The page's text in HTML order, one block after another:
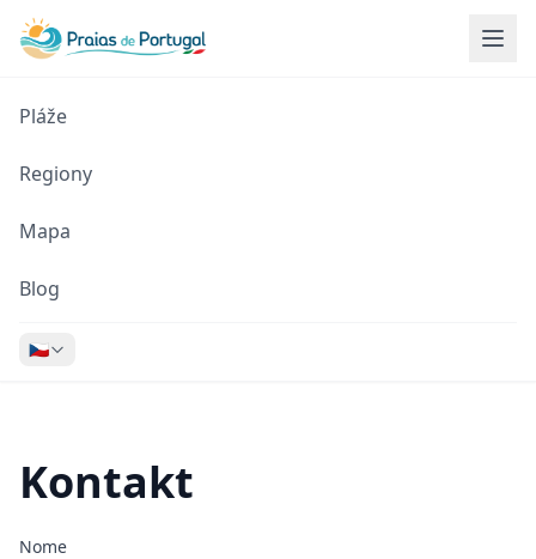
Pláže
Regiony
Mapa
Blog
🇨🇿
Kontakt
Nome